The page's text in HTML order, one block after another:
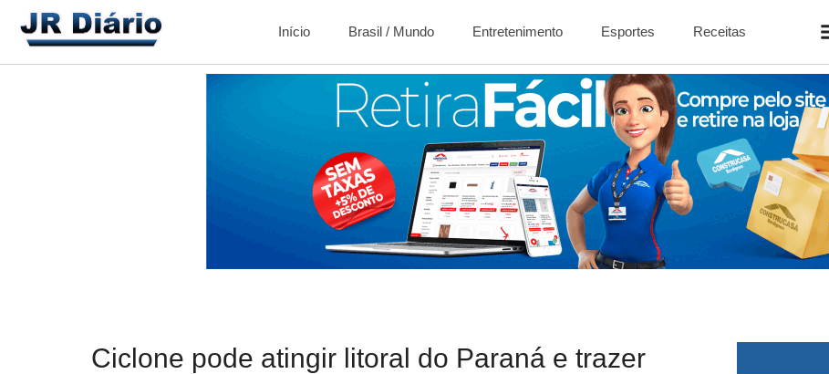
Início Brasil / Mundo Entretenimento Esportes Receitas
Ciclone pode atingir litoral do Paraná e trazer